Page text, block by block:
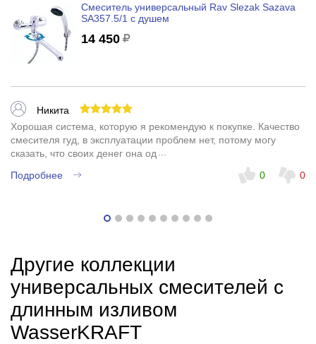
Смеситель универсальный Rav Slezak Sazava
SA357.5/1 с душем
14 450
Никита
Хорошая система, которую я рекомендую к покупке. Качество
смесителя гуд, в эксплуатации проблем нет, потому могу
сказать, что своих денег она однозначно стоит.
Подробнее
0 0
Другие коллекции
универсальных смесителей с
длинным изливом
WasserKRAFT